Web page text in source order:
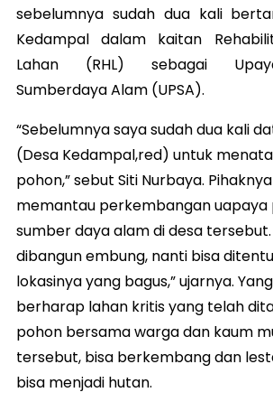
sebelumnya sudah dua kali
Kedampal dalam kaitan
Lahan (RHL) sebagai
Sumberdaya Alam (UPSA).
“Sebelumnya saya sudah dua kali
(Desa Kedampal,red) untuk
pohon,” sebut Siti Nurbaya.
memantau perkembangan uapaya
sumber daya alam di desa
dibangun embung, nanti bisa
lokasinya yang bagus,” ujarnya.
berharap lahan kritis yang telah
pohon bersama warga dan kaum
tersebut, bisa berkembang dan
bisa menjadi hutan.